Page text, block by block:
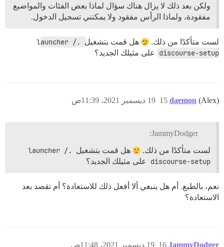
ولكن بعد ذلك لا يزال هناك سؤال لماذا بعض الفئات والمواضيع
مفقودة، ولماذا الرأس مفقود ولا يمكنني تسجيل الدخول.
لست متأكدًا من ذلك. هل قمت بتشغيل
./launcher
discourse-setup
على مثيلك الجديد؟
daemon (Alex) 19 ديسمبر 2021، 11:39ص 15
JammyDodger:
لست متأكدًا من ذلك.
هل قمت بتشغيل
./launcher
discourse-setup
على مثيلك الجديد؟
نعم، بالطبع. أم هل ينبغي ألا أفعل ذلك للاستعادة؟ أم تقصد بعد
الاستعادة؟
JammyDodger 19 ديسمبر 2021، 11:48ص 16